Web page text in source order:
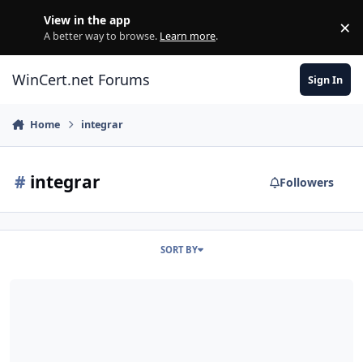
View in the app
A better way to browse. Learn more. ×
WinCert.net Forums Sign In
Home integrar
# integrar Followers
SORT BY